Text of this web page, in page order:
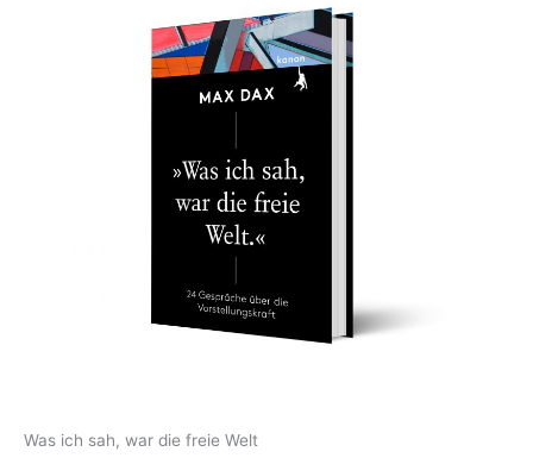
Was ich sah, war die freie Welt